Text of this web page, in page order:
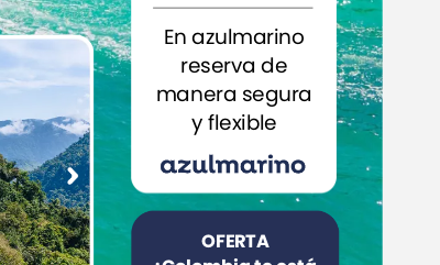
Enazulmarino
reserva de
manera segura
y flexible
OFERTA